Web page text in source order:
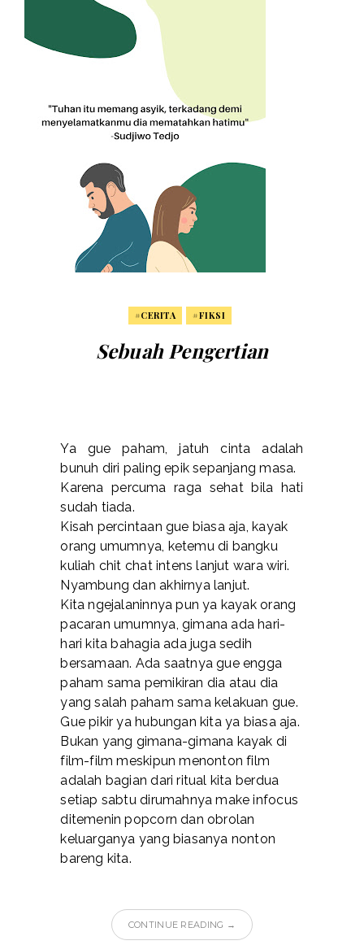
#CERITA #FIKSI
Sebuah Pengertian
Ya gue paham, jatuh cinta adalah
bunuh diri paling epik sepanjang masa.
Karena percuma raga sehat bila hati
sudah tiada.
Kisah percintaan gue biasa aja, kayak
orang umumnya, ketemu di bangku
kuliah chit chat intens lanjut wara wiri.
Nyambung dan akhirnya lanjut.
Kita ngejalaninnya pun ya kayak orang
pacaran umumnya, gimana ada hari-
hari kita bahagia ada juga sedih
bersamaan. Ada saatnya gue engga
paham sama pemikiran dia atau dia
yang salah paham sama kelakuan gue.
Gue pikir ya hubungan kita ya biasa aja.
Bukan yang gimana-gimana kayak di
film-film meskipun menonton film
adalah bagian dari ritual kita berdua
setiap sabtu dirumahnya make infocus
ditemenin popcorn dan obrolan
keluarganya yang biasanya nonton
bareng kita.
CONTINUE READING →